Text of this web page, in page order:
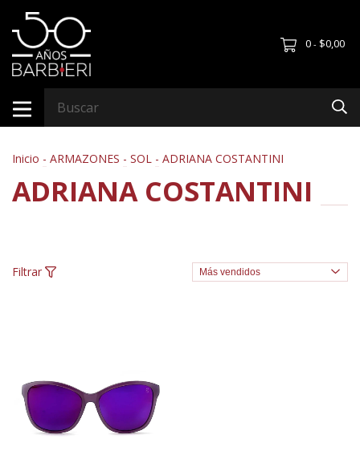
0 - $0,00
Inicio - ARMAZONES - SOL - ADRIANA COSTANTINI
ADRIANA COSTANTINI
Filtrar